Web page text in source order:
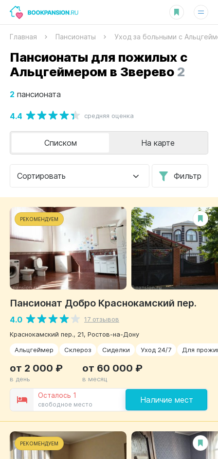
Главная Пансионаты Уход за больными с
Пансионаты для пожилых с
Альцгеймером в Зверево2
2 пансионата
4.4 средняя оценка
Сортировать Фильтр
Списком На карте
РЕКОМЕНДУЕМ
Пансионат Добро Краснокамский пер.
4.0
17 отзывов
Краснокамский пер., 21, Ростов-на-Дону
Альцгеймер
Склероз Сиделки Уход 24/7 Для
Осталось 1
свободное место Наличие мест
от 2 000 ₽
в день
от 60 000 ₽
в месяц
РЕКОМЕНДУЕМ